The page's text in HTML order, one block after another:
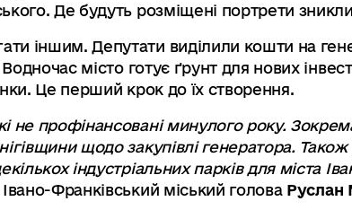
Де будуть розміщені портрети
іншим. Депутати виділили кошти на
місто готує ґрунт для нових
Це перший крок до їх створення.
не профінансовані минулого року.
щодо закупівлі генератора.
індустріальних парків для міста
Франківський міський голова Руслан